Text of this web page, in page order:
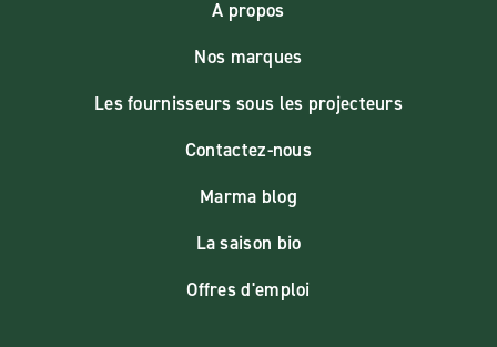
A propos
Nos marques
Les fournisseurs sous les projecteurs
Contactez-nous
Marma blog
La saison bio
Offres d'emploi